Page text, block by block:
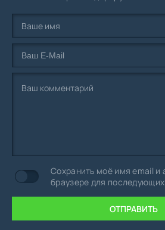
Сохранить моё имя email и
браузере для
ОТПРАВИТЬ